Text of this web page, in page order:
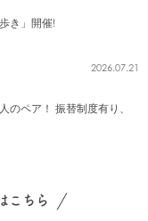
き」開催!
2026.07.21
のペア！ 振替制度有り、
こちら